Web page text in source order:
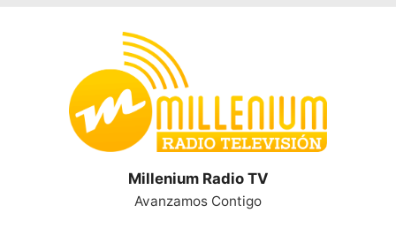
Millenium Radio TV
Avanzamos Contigo